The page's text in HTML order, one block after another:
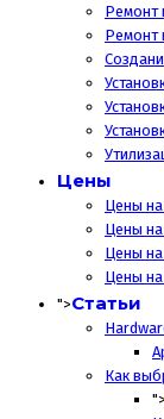
Ремонт
Ремонт
Цены
Цены на
Цены
Цены на
Цены
">Статьи
Как
">